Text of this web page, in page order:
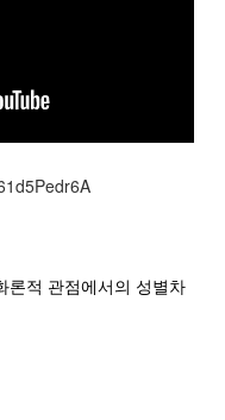
론적 관점에서의 성별차